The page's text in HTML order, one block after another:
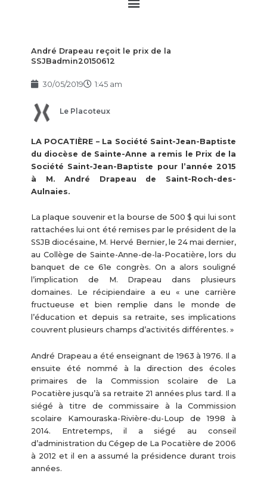
André Drapeau reçoit le prix de la
SSJBadmin20150612
30/05/2019 1:45 am
Le Placoteux
LA POCATIÈRE – La Société Saint-Jean-Baptiste
du diocèse de Sainte-Anne a remis le Prix de la
Société Saint-Jean-Baptiste pour l’année 2015
à M. André Drapeau de Saint-Roch-des-
Aulnaies.
La plaque souvenir et la bourse de 500 $ qui lui sont
rattachées lui ont été remises par le président de la
SSJB diocésaine, M. Hervé Bernier, le 24 mai dernier,
au Collège de Sainte-Anne-de-la-Pocatière, lors du
banquet de ce 61e congrès. On a alors souligné
l’implication de M. Drapeau dans plusieurs
domaines. Le récipiendaire a eu « une carrière
fructueuse et bien remplie dans le monde de
l’éducation et depuis sa retraite, ses implications
couvrent plusieurs champs d’activités différentes. »
André Drapeau a été enseignant de 1963 à 1976. Il a
ensuite été nommé à la direction des écoles
primaires de la Commission scolaire de La
Pocatière jusqu’à sa retraite 21 années plus tard. Il a
siégé à titre de commissaire à la Commission
scolaire Kamouraska-Rivière-du-Loup de 1998 à
2014. Entretemps, il a siégé au conseil
d’administration du Cégep de La Pocatière de 2006
à 2012 et il en a assumé la présidence durant trois
années.